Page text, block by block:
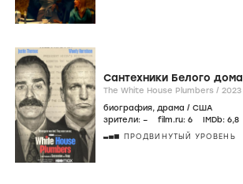
Сантехники Белого дома
The White House Plumbers / 2023
биография, драма / США
зрители: – film.ru: 6 IMDb: 6,8
ПРОДВИНУТЫЙ УРОВЕНЬ